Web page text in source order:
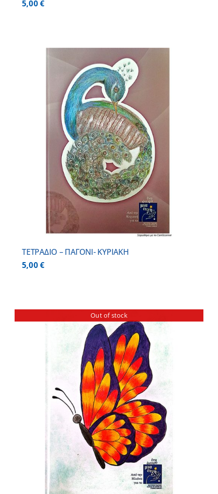
5,00€
ΤΕΤΡΑΔΙΟ – ΠΑΓΟΝΙ- ΚΥΡΙΑΚΗ
5,00€
Out of stock